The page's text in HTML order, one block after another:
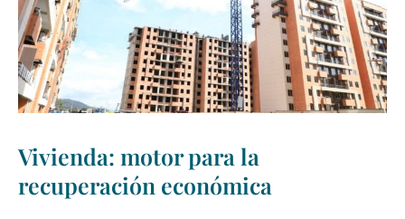
Vivienda: motor para la
recuperación económica